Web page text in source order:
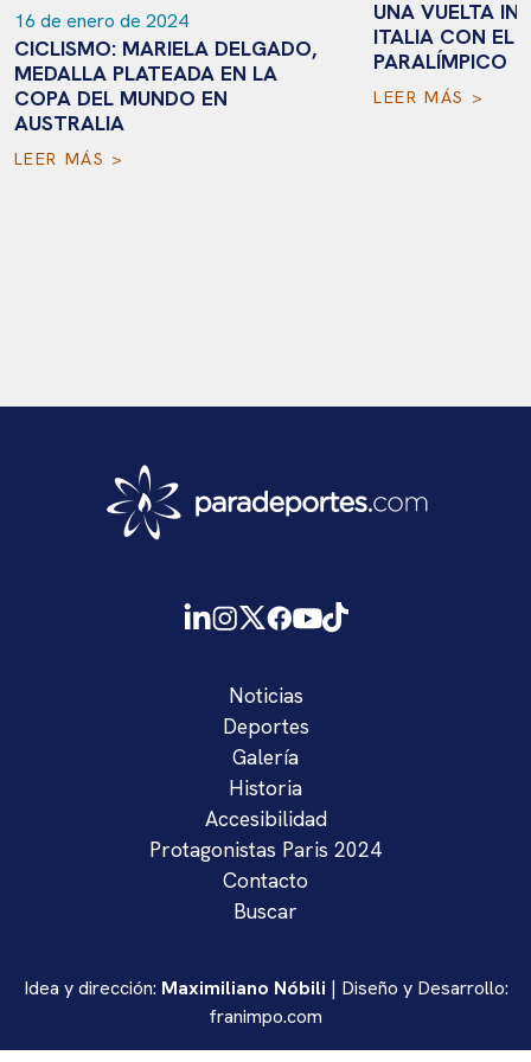
16 de enero de 2024
CICLISMO: MARIELA DELGADO,
MEDALLA PLATEADA EN LA
COPA DEL MUNDO EN
AUSTRALIA
LEER MÁS >
UNA VUELTA
ITALIA CON EL
PARALÍMPICO
LEER MÁS >
Deportes
Galería
Historia
Accesibilidad
Protagonistas Paris 2024
Contacto
Buscar
franimpo.com